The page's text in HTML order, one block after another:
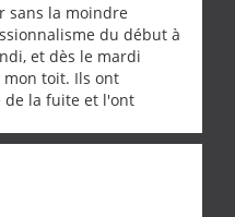
sans la moindre
du début à
et dès le mardi
toit. Ils ont
la fuite et l'ont
et compétente. C'est
compter sur des
Merci encore !